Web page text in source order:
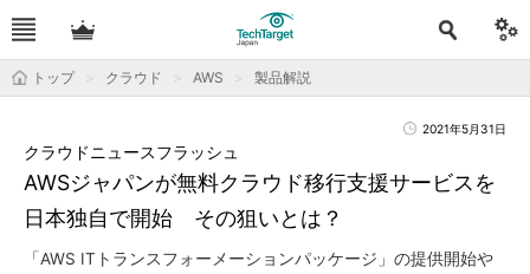
トップ クラウド AWS 製品解説
2021年5月31日
AWSジャパンが無料クラウド移行支援サービスを
日本独自で開始 その狙いとは？
クラウドニュースフラッシュ
「AWS ITトランスフォーメーションパッケージ」の提供開始や